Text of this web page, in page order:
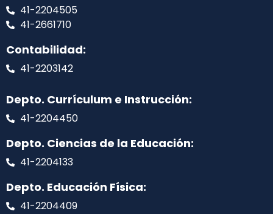
41-2204505
41-2661710
Contabilidad:
41-2203142
Depto. Currículum e Instrucción:
41-2204450
Depto. Ciencias de la Educación:
41-2204133
Depto. Educación Física:
41-2204409